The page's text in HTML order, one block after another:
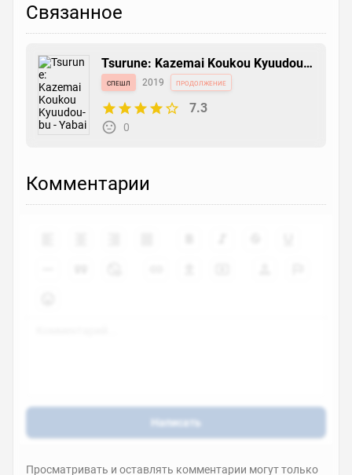
Связанное
Tsurune: Kazemai Koukou Kyuudou-
bu - Yabai
спешл 2019 продолжение
7.3
0
Комментарии
Написать
Просматривать и оставлять комментарии могут только